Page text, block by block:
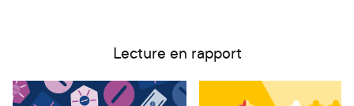
Lecture en rapport